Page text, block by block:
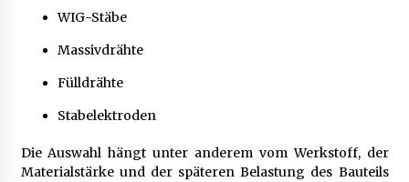
WIG-Stäbe
Massivdrähte
Fülldrähte
Stabelektroden
Die Auswahl hängt unter anderem vom Werkstoff, der
Materialstärke und der späteren Belastung des Bauteils